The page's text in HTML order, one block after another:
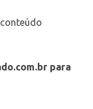
para